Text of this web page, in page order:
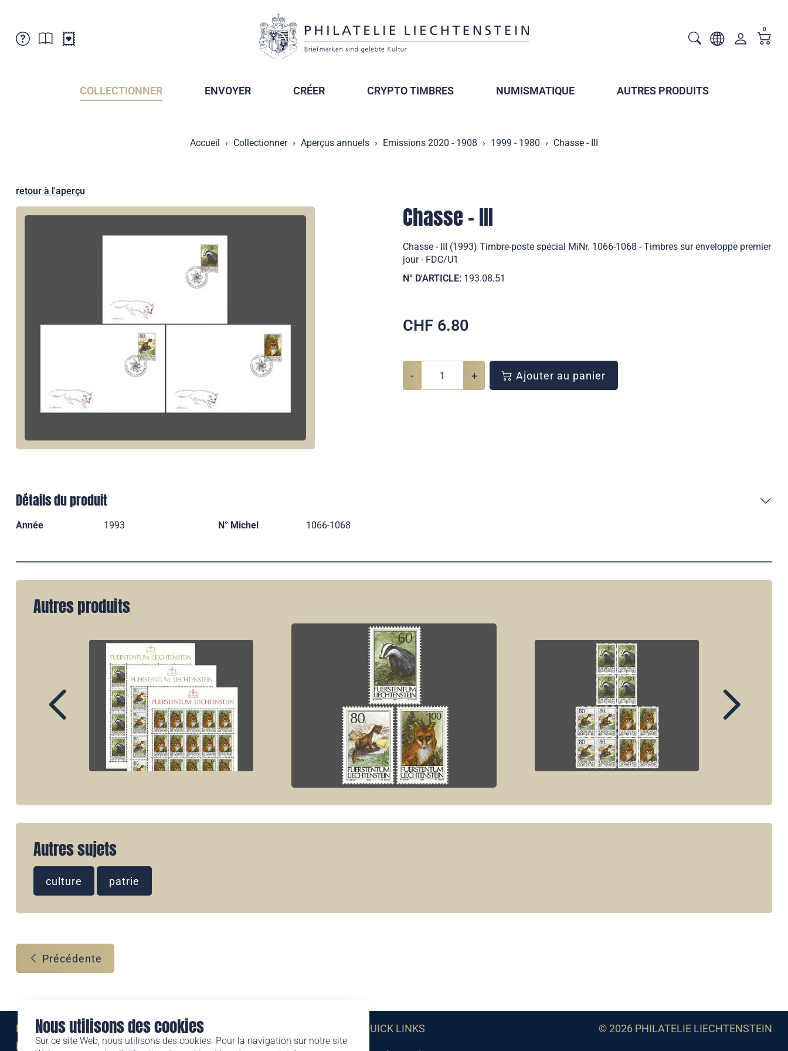
Nous utilisons des cookies
Sur ce site Web, nous utilisons des cookies. Pour la navigation sur notre site
Points de vente
Abonnement
0
COLLECTIONNER ENVOYER CRÉER CRYPTO TIMBRES NUMISMATIQUE AUTRES PRODUITS
Accueil Collectionner Aperçus annuels Emissions 2020 - 1908 1999 - 1980 Chasse - III
retour à l'aperçu
Chasse - III
Chasse - III (1993) Timbre-poste spécial MiNr. 1066-1068 - Timbres sur enveloppe premier
jour - FDC/U1
N° D'ARTICLE: 193.08.51
CHF 6.80
- + Ajouter au panier
Détails du produit
Année 1993 N° Michel 1066-1068
Autres produits
Autres sujets
culture patrie
Précédente
Eine Marke der
Liechtensteinischen Post AG
QUICK LINKS © 2026 PHILATELIE LIECHTENSTEIN